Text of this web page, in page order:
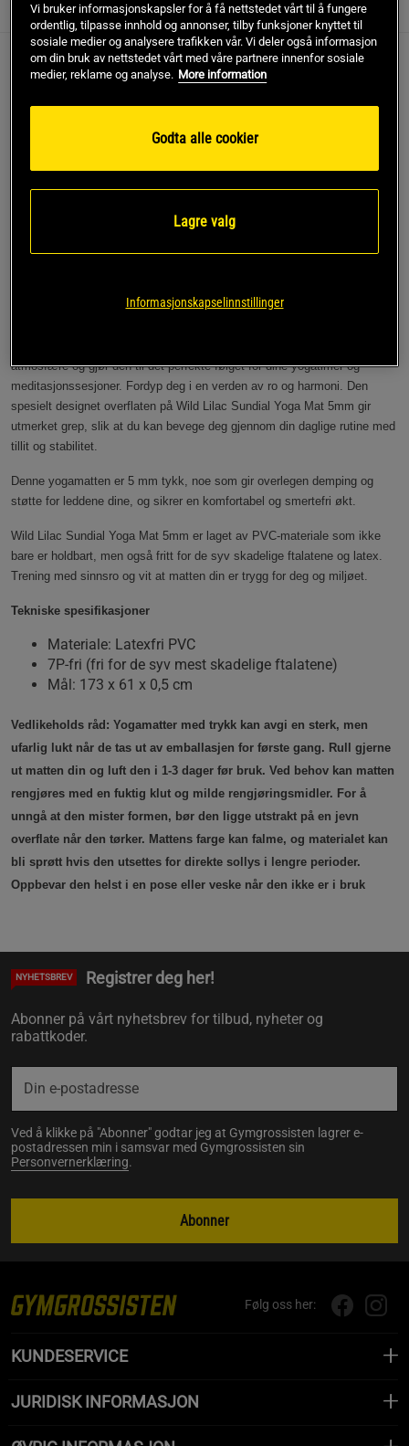
Informasjon Anmeldelser
Her har du din nye yogamatte med en tykkelse på 5
Laget av et slitesterkt lettvekts materiale
Passer like godt hjemme som på treningssenteret
Effektiv støtdemping
Wild Lilac Sundial Yoga Mat 5mm er en av Gaiams nye og forbedrede
trykk med yogatematikk.
atmosfære og gjør den til det perfekte følget for dine yogatimer og
meditasjonssesjoner. Fordyp deg i en verden av ro og harmoni. Den
spesielt designet overflaten på Wild Lilac Sundial Yoga Mat 5mm gir
utmerket grep, slik at du kan bevege deg gjennom din daglige rutine med
tillit og stabilitet.
Denne yogamatten er 5 mm tykk, noe som gir overlegen demping og
støtte for leddene dine, og sikrer en komfortabel og smertefri økt.
Wild Lilac Sundial Yoga Mat 5mm er laget av PVC-materiale som ikke
bare er holdbart, men også fritt for de syv skadelige ftalatene og latex.
Trening med sinnsro og vit at matten din er trygg for deg og miljøet.
Tekniske spesifikasjoner
Materiale: Latexfri PVC
7P-fri (fri for de syv mest skadelige ftalatene)
Mål: 173 x 61 x 0,5 cm
Vedlikeholds råd: Yogamatter med trykk kan avgi en sterk, men
ufarlig lukt når de tas ut av emballasjen for første gang. Rull gjerne
ut matten din og luft den i 1-3 dager før bruk. Ved behov kan matten
rengjøres med en fuktig klut og milde rengjøringsmidler. For å
unngå at den mister formen, bør den ligge utstrakt på en jevn
overflate når den tørker. Mattens farge kan falme, og materialet kan
bli sprøtt hvis den utsettes for direkte sollys i lengre perioder.
Oppbevar den helst i en pose eller veske når den ikke er i bruk
NYHETSBREV Registrer deg her!
Abonner på vårt nyhetsbrev for tilbud, nyheter og
rabattkoder.
Ved å klikke på "Abonner" godtar jeg at Gymgrossisten lagrer e-
postadressen min i samsvar med Gymgrossisten sin
Personvernerklæring.
Abonner
Følg oss her:
KUNDESERVICE
JURIDISK INFORMASJON
Vi bruker informasjonskapsler for å få nettstedet vårt til å fungere
ordentlig, tilpasse innhold og annonser, tilby funksjoner knyttet til
sosiale medier og analysere trafikken vår. Vi deler også informasjon
om din bruk av nettstedet vårt med våre partnere innenfor sosiale
medier, reklame og analyse. More information
Godta alle cookier
Lagre valg
Informasjonskapselinnstillinger